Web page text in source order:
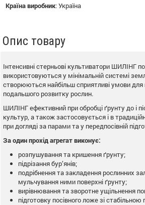
Країна виробник:Україна
Опис товару
Інтенсивні стерньові культиватори ШИЛІНГ
використовуються у мінімальній системі
створюються найбільш сприятливі умови для
подальшого розвитку рослин.
ШИЛІНГ ефективний при обробці ґрунту до і
культур, а також застосовується і в
при догляді за парами та у передпосівній
За один прохід агрегат виконує:
розпушування та кришення ґрунту;
підрізання бур’янів;
подрібнення та закладення рослинних
мульчування ними поверхні ґрунту;
вирівнювання та зворотне ущільнення
підготовку посівного ложе зі